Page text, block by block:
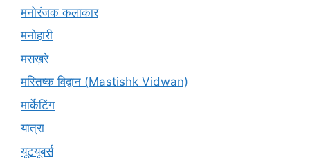
मनोरंजक कलाकार
मनोहारी
मसख़रे
मस्तिष्क विद्वान (Mastishk Vidwan)
मार्केटिंग
यात्रा
यूटयूबर्स